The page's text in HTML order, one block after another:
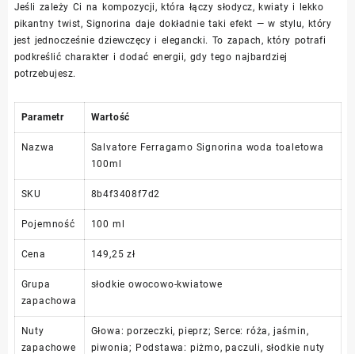
Jeśli zależy Ci na kompozycji, która łączy słodycz, kwiaty i lekko
pikantny twist, Signorina daje dokładnie taki efekt — w stylu, który
jest jednocześnie dziewczęcy i elegancki. To zapach, który potrafi
podkreślić charakter i dodać energii, gdy tego najbardziej
potrzebujesz.
Parametr Wartość
Nazwa
Salvatore Ferragamo Signorina woda toaletowa
100ml
SKU 8b4f3408f7d2
Pojemność 100 ml
Cena 149,25 zł
Grupa
zapachowa
słodkie owocowo-kwiatowe
Nuty
zapachowe
Głowa: porzeczki, pieprz; Serce: róża, jaśmin,
piwonia; Podstawa: piżmo, paczuli, słodkie nuty